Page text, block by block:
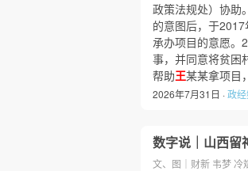
政策法规处）协助
的意图后，于
承办项目的意愿。
事，并同意将贫困
帮助王某某拿项目
2026年7月31日 ·政
数字说｜山西留
文、图｜财新 韦梦 冷